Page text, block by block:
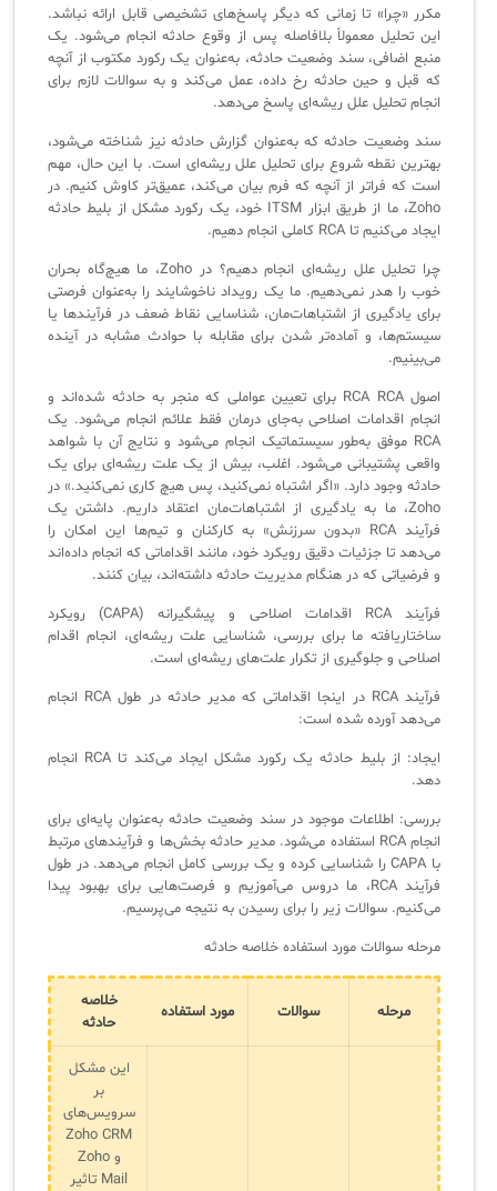
مکرر «چرا» تا زمانی که دیگر پاسخ‌های تشخیصی قابل ارائه نباشد.
این تحلیل معمولاً بلافاصله پس از وقوع حادثه انجام می‌شود. یک
منبع اضافی، سند وضعیت حادثه، به‌عنوان یک رکورد مکتوب از آنچه
که قبل و حین حادثه رخ داده، عمل می‌کند و به سوالات لازم برای
انجام تحلیل علل ریشه‌ای پاسخ می‌دهد.
سند وضعیت حادثه که به‌عنوان گزارش حادثه نیز شناخته می‌شود،
بهترین نقطه شروع برای تحلیل علل ریشه‌ای است. با این حال، مهم
است که فراتر از آنچه که فرم بیان می‌کند، عمیق‌تر کاوش کنیم. در
Zoho، ما از طریق ابزار ITSM خود، یک رکورد مشکل از بلیط حادثه
ایجاد می‌کنیم تا RCA کاملی انجام دهیم.
چرا تحلیل علل ریشه‌ای انجام دهیم؟ در Zoho، ما هیچ‌گاه بحران
خوب را هدر نمی‌دهیم. ما یک رویداد ناخوشایند را به‌عنوان فرصتی
برای یادگیری از اشتباهات‌مان، شناسایی نقاط ضعف در فرآیندها یا
سیستم‌ها، و آماده‌تر شدن برای مقابله با حوادث مشابه در آینده
می‌بینیم.
اصول RCA RCA برای تعیین عواملی که منجر به حادثه شده‌اند و
انجام اقدامات اصلاحی به‌جای درمان فقط علائم انجام می‌شود. یک
RCA موفق به‌طور سیستماتیک انجام می‌شود و نتایج آن با شواهد
واقعی پشتیبانی می‌شود. اغلب، بیش از یک علت ریشه‌ای برای یک
حادثه وجود دارد. «اگر اشتباه نمی‌کنید، پس هیچ کاری نمی‌کنید.» در
Zoho، ما به یادگیری از اشتباهات‌مان اعتقاد داریم. داشتن یک
فرآیند RCA «بدون سرزنش» به کارکنان و تیم‌ها این امکان را
می‌دهد تا جزئیات دقیق رویکرد خود، مانند اقداماتی که انجام داده‌اند
و فرضیاتی که در هنگام مدیریت حادثه داشته‌اند، بیان کنند.
فرآیند RCA اقدامات اصلاحی و پیشگیرانه (CAPA) رویکرد
ساختاریافته ما برای بررسی، شناسایی علت ریشه‌ای، انجام اقدام
اصلاحی و جلوگیری از تکرار علت‌های ریشه‌ای است.
فرآیند RCA در اینجا اقداماتی که مدیر حادثه در طول RCA انجام
می‌دهد آورده شده است:
ایجاد: از بلیط حادثه یک رکورد مشکل ایجاد می‌کند تا RCA انجام
دهد.
بررسی: اطلاعات موجود در سند وضعیت حادثه به‌عنوان پایه‌ای برای
انجام RCA استفاده می‌شود. مدیر حادثه بخش‌ها و فرآیندهای مرتبط
با CAPA را شناسایی کرده و یک بررسی کامل انجام می‌دهد. در طول
فرآیند RCA، ما دروس می‌آموزیم و فرصت‌هایی برای بهبود پیدا
می‌کنیم. سوالات زیر را برای رسیدن به نتیجه می‌پرسیم.
مرحله سوالات مورد استفاده خلاصه حادثه
مرحله سوالات مورد استفاده
خلاصه
حادثه
این مشکل
بر
سرویس‌های
Zoho CRM
و Zoho
Mail تاثیر
پلاگین‌های سرویس دسک پلاس
کازیو
مدیریت خدمات سازمانی
سرویس دسک پلاس MSP
اندپوینت سنترال [سامانه مدیریت نقاط پایانی]
AD360
Log360 ابزار SIEM
برنامه‌ساز هوشمند App Creator
سیستم هوشمند مدیریت فروش و فاکتور
سامانه مدیریت امنیت اطلاعات
✧
سلف سرویس کاربران
سامانه مدیریت دارایی‌ها [Asset Explorer]
سامانه مدیریت پشتیبانی مشتریان
◉
ManageEngine Malware Protection Plus
سامانه مدیریت دسترسی ممتاز
سامانه مدیریت و مانیتورینگ شبکه
سامانه آزمون آنلاین
ISO/IEC 20000
راهکارهای مدیریتی فناوری اطلاعات برای مراکز آموزشی و دانشگاه‌ها
مدیریت خدمات منابع انسانی
CIs Control
مجموعه راهکارهای آیناک
اصطلاحات و تعاریف مرتبط با ITIL4
لیست کامل 34 تمرین ITIL4
آموزش سیستم مدیریت خدمات فناوری اطلاعات
نکته‌های کلیدی برای مدیر انفورماتیک
آموزش‌ ویدیویی مفاهیم سرویس دسک
ITIL & SDP
آموزش فارسی ITIL4
چارچوب ITIL برای همه
فلافلی_فناوری
آرشیو دانلودهای مدانت
ثبت‌نام در دوره‌های آموزشی تخصصی
لیست دوره‌ها